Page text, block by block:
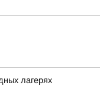
лагерях